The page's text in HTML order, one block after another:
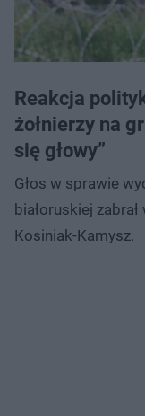
Reakcja
żołnierzy na
się głowy”
Głos w sprawie
białoruskiej
Kosiniak-Kamysz.